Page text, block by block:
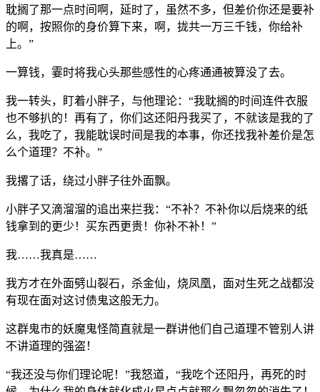
耽搁了那一点时间啊，延时了，虽然不多，但差价你还是要补
的啊，按照你的身价算下来，啊，拢共一万三千钱，你给补
上。”
一算钱，霎时将我心头那些感性的心疼通通被算没了去。
我一转头，盯着小胖子，与他理论：“我耽搁的时间连件衣服
也不够扒的！再有了，你们这还阳丹我买了，不就该是我的了
么，我吃了，我能耽误时间是我的本事，你还找我补差价是怎
么个道理？不补。”
我撂了话，绕过小胖子往外面飘。
小胖子又滴溜溜的追出来拦我：“不补？不补你以后烧来的纸
钱拿到的更少！买东西更贵！你补不补！”
我……我真是……
我方才在外面劈山裂石，杀金仙，烧凤凰，面对生死之战都没
有现在面对这讨债鬼这般无力。
这群鬼市的妖魔鬼怪简直就是一群讲他们自己道理不管别人讲
不讲道理的强盗！
“我还没与你们理论呢！”我怒道，“我吃个还阳丹，再死的时